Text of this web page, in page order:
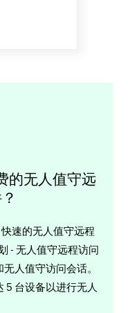
的无人值守远
速的无人值守远程
- 无人值守远程访问
人值守访问会话。
5 台设备以进行无人